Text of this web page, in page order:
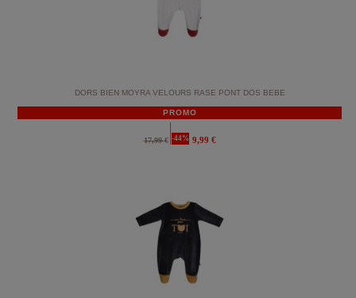
DORS BIEN MOYRA VELOURS RASE PONT DOS BEBE
PROMO
17,99 € -44% 9,99 €